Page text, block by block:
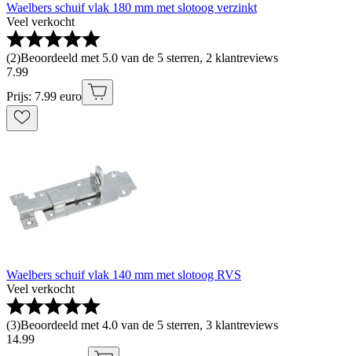
Waelbers schuif vlak 180 mm met slotoog verzinkt
Veel verkocht
(2)Beoordeeld met 5.0 van de 5 sterren, 2 klantreviews
7.99
Prijs: 7.99 euro
Waelbers schuif vlak 140 mm met slotoog RVS
Veel verkocht
(3)Beoordeeld met 4.0 van de 5 sterren, 3 klantreviews
14.99